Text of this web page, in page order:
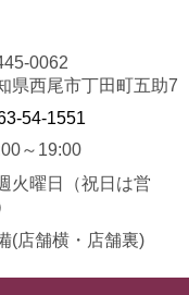
0062
県西尾市丁田町五助7
54-1551
～19:00
火曜日
（祝日は営
(店舗横・店舗裏)